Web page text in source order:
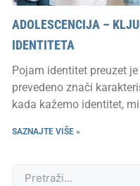
ADOLESCENCIJA –
IDENTITETA
Pojam identitet preuzet
prevedeno znači
kada kažemo identitet,
SAZNAJTE VIŠE »